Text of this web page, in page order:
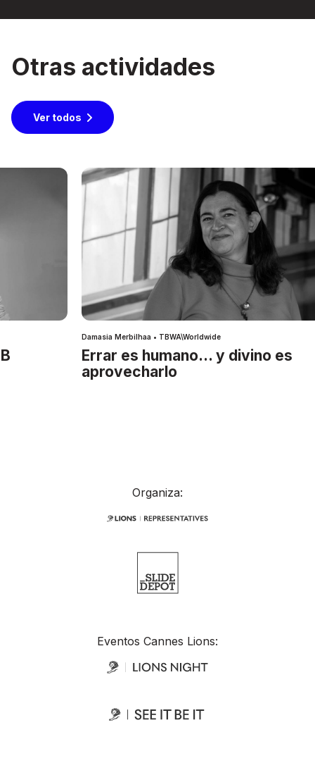
Otras actividades
Ver todos
Damasia Merbilhaa • TBWA\Worldwide
Errar es humano… y divino es
aprovecharlo
Organiza:
Eventos Cannes Lions: